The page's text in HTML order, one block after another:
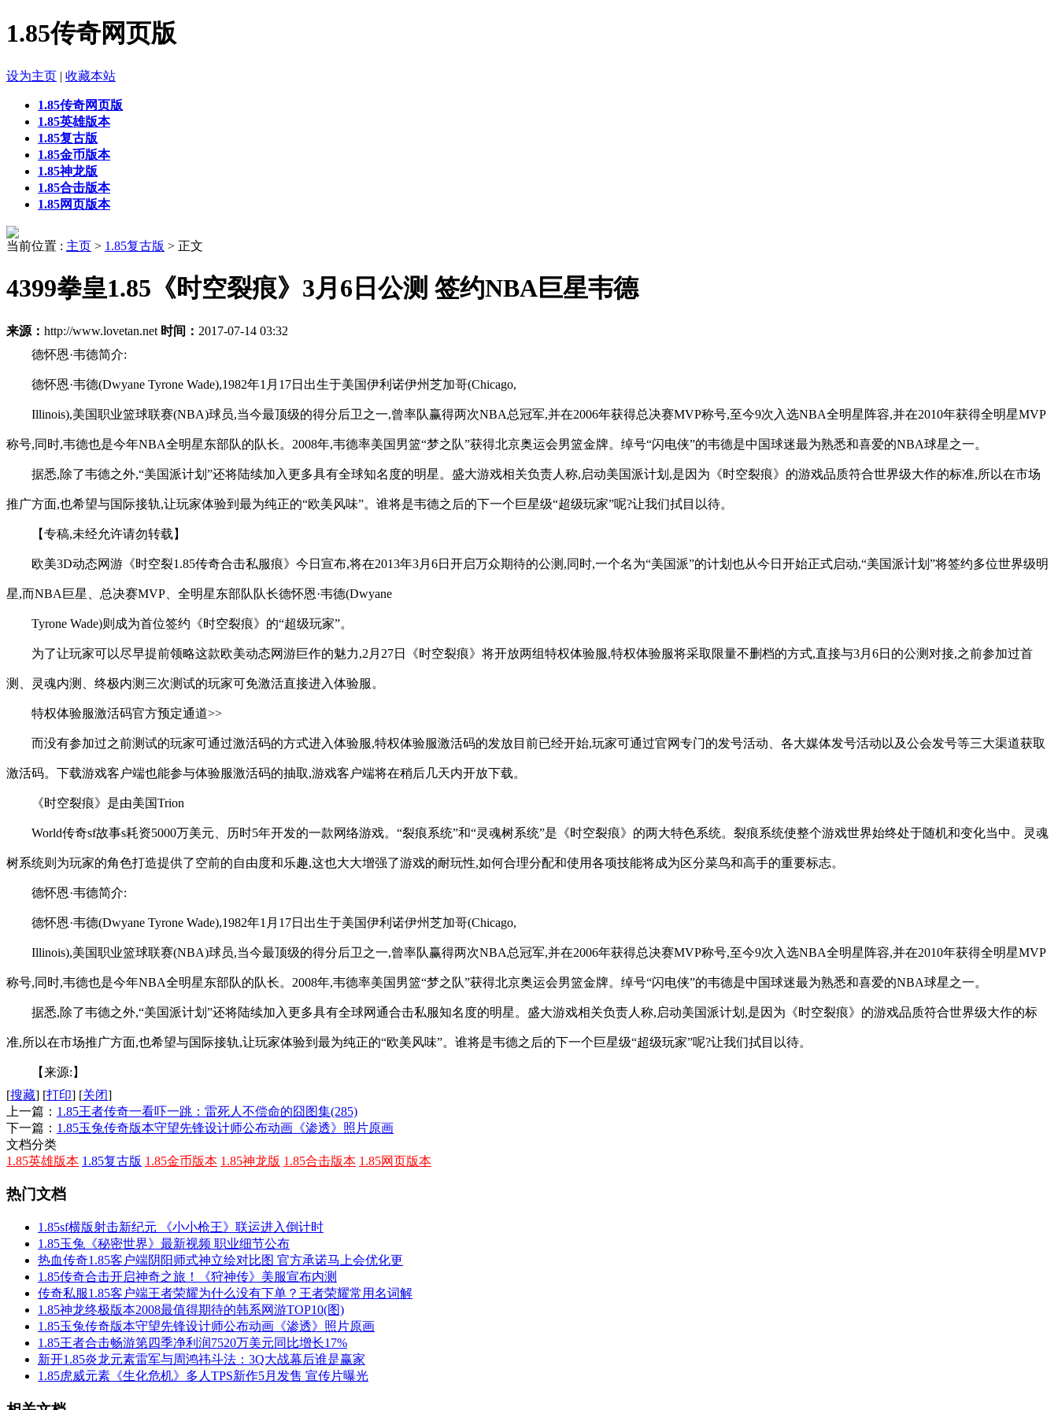
1.85传奇网页版
设为主页 | 收藏本站
1.85传奇网页版
1.85英雄版本
1.85复古版
1.85金币版本
1.85神龙版
1.85合击版本
1.85网页版本
当前位置 : 主页 > 1.85复古版 > 正文
4399拳皇1.85《时空裂痕》3月6日公测 签约NBA巨星韦德
来源： http://www.lovetan.net 时间： 2017-07-14 03:32
德怀恩·韦德简介:
德怀恩·韦德(Dwyane Tyrone Wade),1982年1月17日出生于美国伊利诺伊州芝加哥(Chicago,
Illinois),美国职业篮球联赛(NBA)球员,当今最顶级的得分后卫之一,曾率队赢得两次NBA总冠军,并在2006年获得总决赛MVP称号,至今9次入选NBA全明星阵容,并在2010年获得全明星MVP
称号,同时,韦德也是今年NBA全明星东部队的队长。2008年,韦德率美国男篮“梦之队”获得北京奥运会男篮金牌。绰号“闪电侠”的韦德是中国球迷最为熟悉和喜爱的NBA球星之一。
据悉,除了韦德之外,“美国派计划”还将陆续加入更多具有全球知名度的明星。盛大游戏相关负责人称,启动美国派计划,是因为《时空裂痕》的游戏品质符合世界级大作的标准,所以在市场
推广方面,也希望与国际接轨,让玩家体验到最为纯正的“欧美风味”。谁将是韦德之后的下一个巨星级“超级玩家”呢?让我们拭目以待。
【专稿,未经允许请勿转载】
欧美3D动态网游《时空裂1.85传奇合击私服痕》今日宣布,将在2013年3月6日开启万众期待的公测,同时,一个名为“美国派”的计划也从今日开始正式启动,“美国派计划”将签约多位世界级明
星,而NBA巨星、总决赛MVP、全明星东部队队长德怀恩·韦德(Dwyane
Tyrone Wade)则成为首位签约《时空裂痕》的“超级玩家”。
为了让玩家可以尽早提前领略这款欧美动态网游巨作的魅力,2月27日《时空裂痕》将开放两组特权体验服,特权体验服将采取限量不删档的方式,直接与3月6日的公测对接,之前参加过首
测、灵魂内测、终极内测三次测试的玩家可免激活直接进入体验服。
特权体验服激活码官方预定通道>>
而没有参加过之前测试的玩家可通过激活码的方式进入体验服,特权体验服激活码的发放目前已经开始,玩家可通过官网专门的发号活动、各大媒体发号活动以及公会发号等三大渠道获取
激活码。下载游戏客户端也能参与体验服激活码的抽取,游戏客户端将在稍后几天内开放下载。
《时空裂痕》是由美国Trion
World传奇sf故事s耗资5000万美元、历时5年开发的一款网络游戏。“裂痕系统”和“灵魂树系统”是《时空裂痕》的两大特色系统。裂痕系统使整个游戏世界始终处于随机和变化当中。灵魂
树系统则为玩家的角色打造提供了空前的自由度和乐趣,这也大大增强了游戏的耐玩性,如何合理分配和使用各项技能将成为区分菜鸟和高手的重要标志。
德怀恩·韦德简介:
德怀恩·韦德(Dwyane Tyrone Wade),1982年1月17日出生于美国伊利诺伊州芝加哥(Chicago,
Illinois),美国职业篮球联赛(NBA)球员,当今最顶级的得分后卫之一,曾率队赢得两次NBA总冠军,并在2006年获得总决赛MVP称号,至今9次入选NBA全明星阵容,并在2010年获得全明星MVP
称号,同时,韦德也是今年NBA全明星东部队的队长。2008年,韦德率美国男篮“梦之队”获得北京奥运会男篮金牌。绰号“闪电侠”的韦德是中国球迷最为熟悉和喜爱的NBA球星之一。
据悉,除了韦德之外,“美国派计划”还将陆续加入更多具有全球网通合击私服知名度的明星。盛大游戏相关负责人称,启动美国派计划,是因为《时空裂痕》的游戏品质符合世界级大作的标
准,所以在市场推广方面,也希望与国际接轨,让玩家体验到最为纯正的“欧美风味”。谁将是韦德之后的下一个巨星级“超级玩家”呢?让我们拭目以待。
【来源:】
[搜藏] [打印] [关闭]
上一篇： 1.85王者传奇一看吓一跳：雷死人不偿命的囧图集(285)
下一篇： 1.85玉兔传奇版本守望先锋设计师公布动画《渗透》照片原画
文档分类
1.85英雄版本 1.85复古版 1.85金币版本 1.85神龙版 1.85合击版本 1.85网页版本
热门文档
1.85sf横版射击新纪元 《小小枪王》联运进入倒计时
1.85玉兔《秘密世界》最新视频 职业细节公布
热血传奇1.85客户端阴阳师式神立绘对比图 官方承诺马上会优化更
1.85传奇合击开启神奇之旅！《狩神传》美服宣布内测
传奇私服1.85客户端王者荣耀为什么没有下单？王者荣耀常用名词解
1.85神龙终极版本2008最值得期待的韩系网游TOP10(图)
1.85玉兔传奇版本守望先锋设计师公布动画《渗透》照片原画
1.85王者合击畅游第四季净利润7520万美元同比增长17%
新开1.85炎龙元素雷军与周鸿祎斗法：3Q大战幕后谁是赢家
1.85虎威元素《生化危机》多人TPS新作5月发售 宣传片曝光